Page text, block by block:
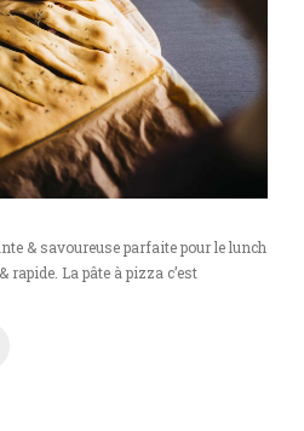
& savoureuse parfaite pour le lunch
rapide. La pâte à pizza c’est